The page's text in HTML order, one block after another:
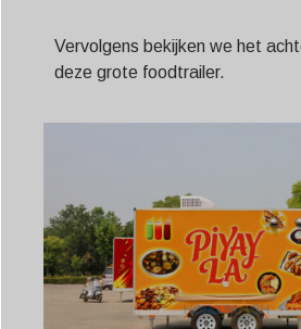
Vervolgens bekijken we het
deze grote foodtrailer.